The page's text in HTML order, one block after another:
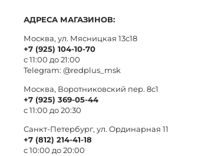
АДРЕСА МАГАЗИНОВ:
Москва, ул. Мясницкая 13с18
+7 (925) 104-10-70
с 11:00 до 21:00
Telegram: @redplus_msk
Москва, Воротниковский пер. 8c1
+7 (925) 369-05-44
с 11:00 до 20:30
Санкт-Петербург, ул. Ординарная 11
+7 (812) 214-41-18
с 10:00 до 20:00